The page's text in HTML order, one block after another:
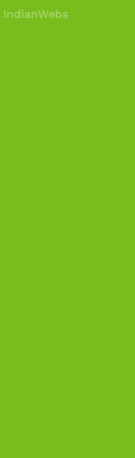
IndianWebs